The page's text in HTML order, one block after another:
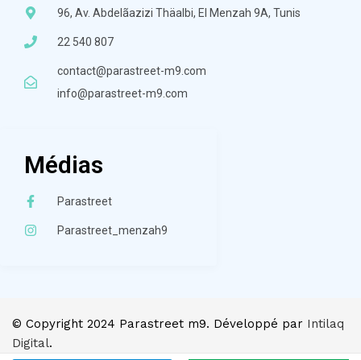
96, Av. Abdelãazizi Thäalbi, El Menzah 9A, Tunis
22 540 807
contact@parastreet-m9.com
info@parastreet-m9.com
Médias
Parastreet
Parastreet_menzah9
© Copyright 2024 Parastreet m9. Développé par Intilaq
Digital.